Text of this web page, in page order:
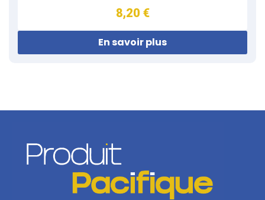
8,20 €
En savoir plus